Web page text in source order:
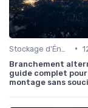
•
Branchement
guide complet pour
montage sans souci